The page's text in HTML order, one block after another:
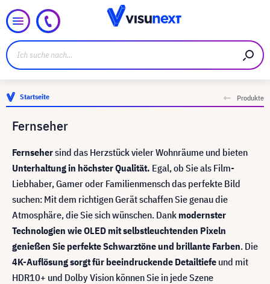
Startseite Produkte
Fernseher
Fernsehersind das Herzstück vieler Wohnräume und bieten
Unterhaltung in höchster Qualität. Egal, ob Sie als Film-
Liebhaber, Gamer oder Familienmensch das perfekte Bild
suchen: Mit dem richtigen Gerät schaffen Sie genau die
Atmosphäre, die Sie sich wünschen. Dank modernster
Technologien wie OLED mit selbstleuchtenden Pixeln
genießen Sie perfekte Schwarztöne und brillante Farben. Die
4K-Auflösung sorgt für beeindruckende Detailtiefe und mit
HDR10+ und Dolby Vision können Sie in jede Szene